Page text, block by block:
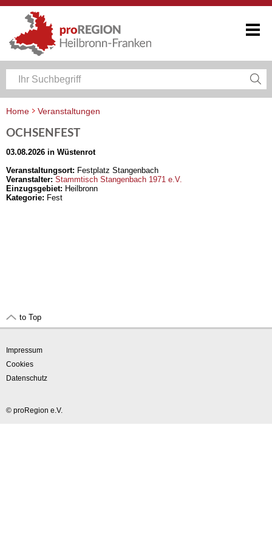
Home
Veranstaltungen
OCHSENFEST
03.08.2026 in Wüstenrot
Veranstaltungsort: Festplatz Stangenbach
Veranstalter: Stammtisch Stangenbach 1971 e.V.
Einzugsgebiet: Heilbronn
Kategorie: Fest
to Top
Impressum
Cookies
Datenschutz
© proRegion e.V.